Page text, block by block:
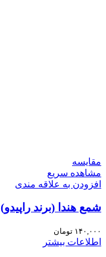
مقایسه
مشاهده سریع
افزودن به علاقه مندی
شمع هندا (برند راپیدو)
۱۴۰,۰۰۰ تومان
اطلاعات بیشتر